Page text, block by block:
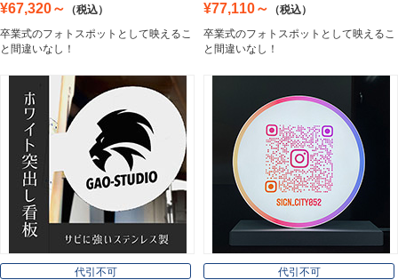
エッチングプレート
郵便ポスト
Post
Nameplate
¥67,320～
（税込）
卒業式のフォトスポットとして映えるこ
と間違いなし！
¥77,110～
（税込）
卒業式のフォトスポットとして映えるこ
と間違いなし！
代引不可
代引不可